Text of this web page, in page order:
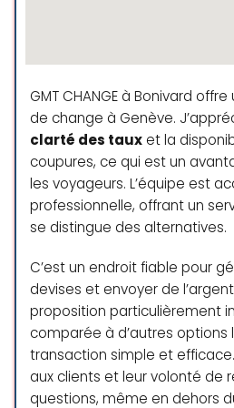
que vous
taux
0,45%. C’est
prendre un
plus haut et
vous prenez
Qu
elques soucis
ma faute, j’ai
ibani par mail ,
aimables, qui
démarches ce
GMT CHANGE à Bonivard
de change à Genève.
clarté des taux et la
coupures, ce qui est un
les voyageurs. L’équipe est
professionnelle, offrant un
se distingue des alternatives.
C’est un endroit fiable pour
devises et envoyer de
proposition particulièrement
comparée à d’autres options
transaction simple et
aux clients et leur volonté de
questions, même en dehors